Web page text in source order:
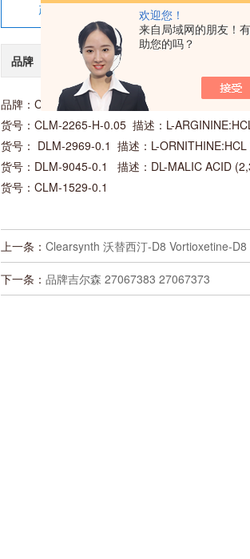
欢迎您！
来自局域网的朋友！
助您的吗？
产品详情 在线留言
品牌 CIL/美国
品牌：CIL
货号：CLM-2265-H-0.05 描述：L-
货号： DLM-2969-0.1 描述：L-
货号：DLM-9045-0.1 描述：DL-MALIC ACID
货号：CLM-1529-0.1
上一条： Clearsynth 沃替西汀-D8 Vortioxetine-D8
下一条： 品牌吉尔森 27067383 27067373